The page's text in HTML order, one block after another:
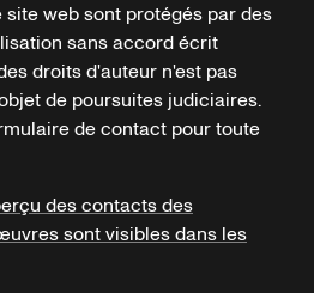
site web sont protégés par des
sans accord écrit
droits d'auteur n'est pas
de poursuites judiciaires.
de contact pour toute
des contacts des
sont visibles dans les